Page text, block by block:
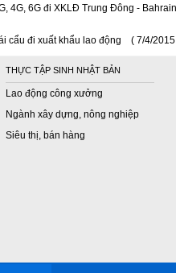
4G, 6G đi XKLĐ Trung Đông - Bahrain
cẩu đi xuất khẩu lao động ( 7/4/
THỰC TẬP SINH NHẬT BẢN
Lao động công xưởng
Ngành xây dựng, nông nghiệp
Siêu thị, bán hàng